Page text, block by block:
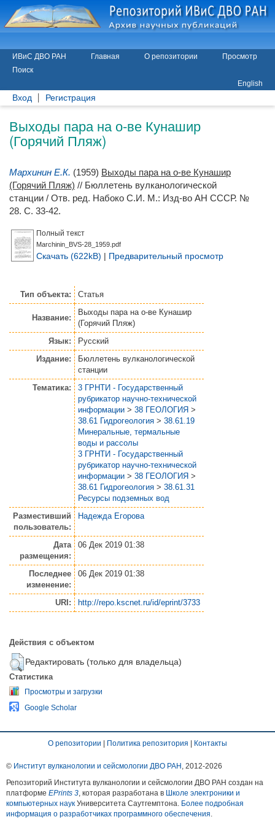
ИВиС ДВО РАН Главная О репозитории
Просмотр
Поиск
English
Вход Регистрация
Выходы пара на о-ве Кунашир
(Горячий Пляж)
Мархинин Е.К. (1959) Выходы пара на о-ве Кунашир
(Горячий Пляж) // Бюллетень вулканологической
станции / Отв. ред. Набоко С.И. М.: Изд-во АН СССР. №
28. С. 33-42.
Полный текст
Marchinin_BVS-28_1959.pdf
Скачать (622kB) | Предварительный просмотр
Тип объекта: Статья
Название:
Выходы пара на о-ве Кунашир
(Горячий Пляж)
Язык:
Русский
Издание:
Бюллетень вулканологической
станции
Тематика:
3 ГРНТИ - Государственный
рубрикатор научно-технической
информации > 38 ГЕОЛОГИЯ >
38.61 Гидрогеология > 38.61.19
Минеральные, термальные
воды и рассолы
3 ГРНТИ - Государственный
рубрикатор научно-технической
информации > 38 ГЕОЛОГИЯ >
38.61 Гидрогеология > 38.61.31
Ресурсы подземных вод
Разместивший
пользователь:
Надежда Егорова
Дата
размещения:
06 Дек 2019 01:38
Последнее
изменение:
06 Дек 2019 01:38
URI: http://repo.kscnet.ru/id/eprint/3733
Действия с объектом
Редактировать (только для владельца)
Статистика
Просмотры и загрузки
Google Scholar
О репозитории | Политика репозитория | Контакты
© Институт вулканологии и сейсмологии ДВО РАН , 2012-2026
Репозиторий Института вулканологии и сейсмологии ДВО РАН создан на
платформе EPrints 3 , которая разработана в Школе электроники и
компьютерных наук Университета Саутгемптона. Более подробная
информация о разработчиках программного обеспечения